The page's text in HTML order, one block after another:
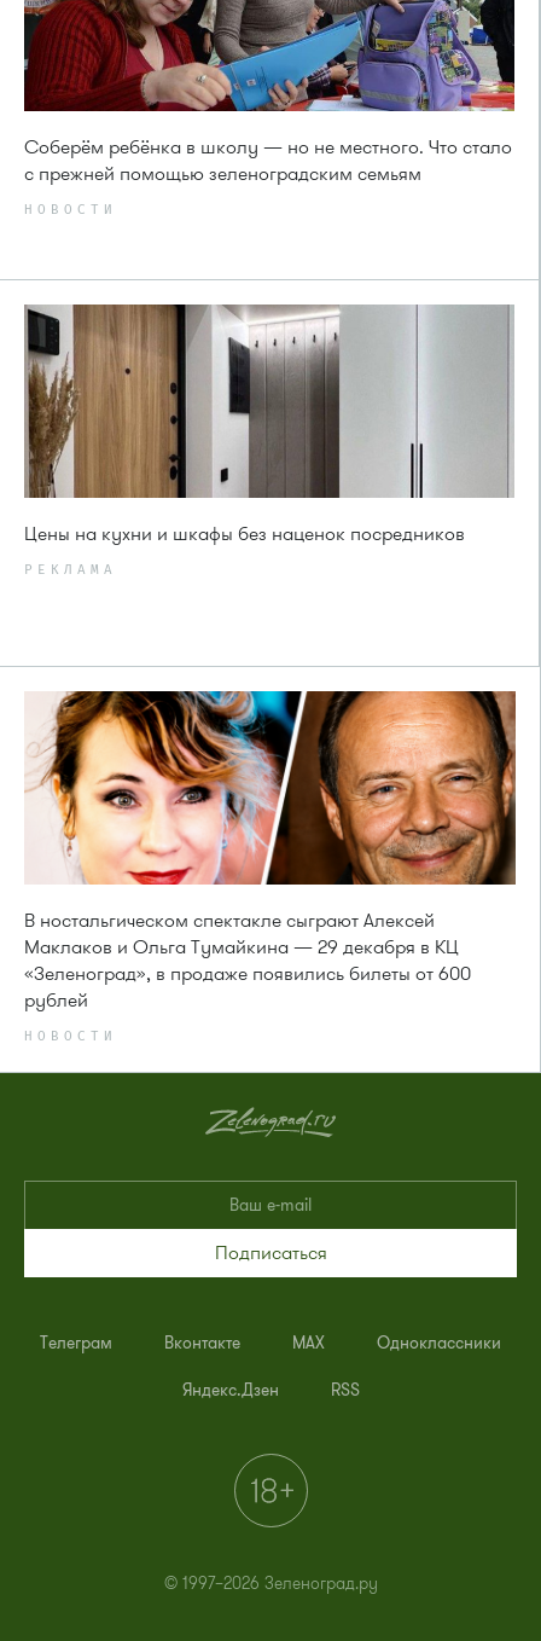
Соберём ребёнка в школу — но не местного. Что стало
с прежней помощью зеленоградским семьям
НОВОСТИ
Цены на кухни и шкафы без наценок посредников
РЕКЛАМА
В ностальгическом спектакле сыграют Алексей
Маклаков и Ольга Тумайкина — 29 декабря в КЦ
«Зеленоград», в продаже появились билеты от 600
рублей
НОВОСТИ
Подписаться
Телеграм Вконтакте MAX Одноклассники
Яндекс.Дзен RSS
© 1997–2026 Зеленоград.ру